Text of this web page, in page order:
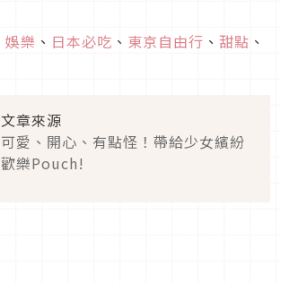
娛樂 、 日本必吃 、 東京自由行 、 甜點 、
文章來源
可愛、開心、有點怪！帶給少女繽紛
歡樂Pouch!